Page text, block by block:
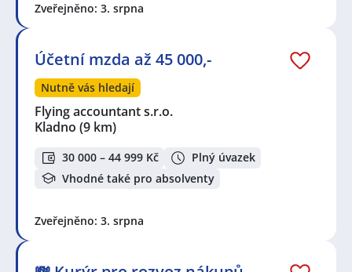
Zveřejněno: 3. srpna
Účetní mzda až 45 000,-
Nutně vás hledají
Flying accountant s.r.o.
Kladno (9 km)
30 000 – 44 999 Kč
Plný úvazek
Vhodné také pro absolventy
Zveřejněno: 3. srpna